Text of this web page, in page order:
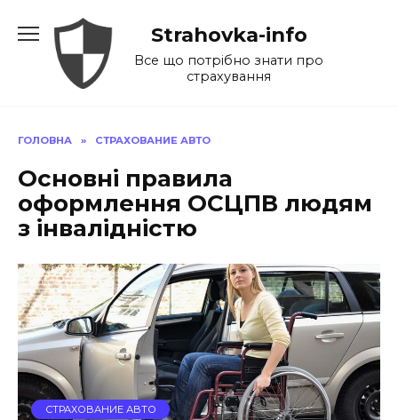
до
Strahovka-info
Все що потрібно знати про
страхування
ГОЛОВНА » СТРАХОВАНИЕ АВТО
Основні правила
оформлення ОСЦПВ людям
з інвалідністю
СТРАХОВАНИЕ АВТО